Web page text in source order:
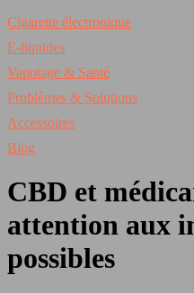
Cigarette électronique
E-liquides
Vapotage & Santé
Problèmes & Solutions
Accessoires
Blog
CBD et
attention aux
possibles